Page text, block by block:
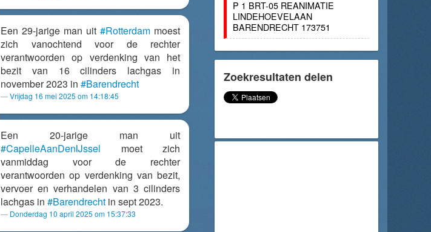
Een 29-jarige man uit #Rotterdam moest
zich vanochtend voor de rechter
verantwoorden op verdenking van het
bezit van 16 cilinders lachgas in
november 2023 in #Barendrecht
Vrijdag 16 mei 2025 om 14:18:45
Een 20-jarige man uit
#CapelleAanDenIJssel moet zich
vanmiddag voor de rechter
verantwoorden op verdenking van bezit,
vervoer en verhandelen van 3 cilinders
lachgas in #Barendrecht in sept 2023.
Donderdag 10 april 2025 om 15:37:33
P 1 BRT-05 REANIMATIE
LINDEHOEVELAAN
BARENDRECHT 173751
Zoekresultaten delen